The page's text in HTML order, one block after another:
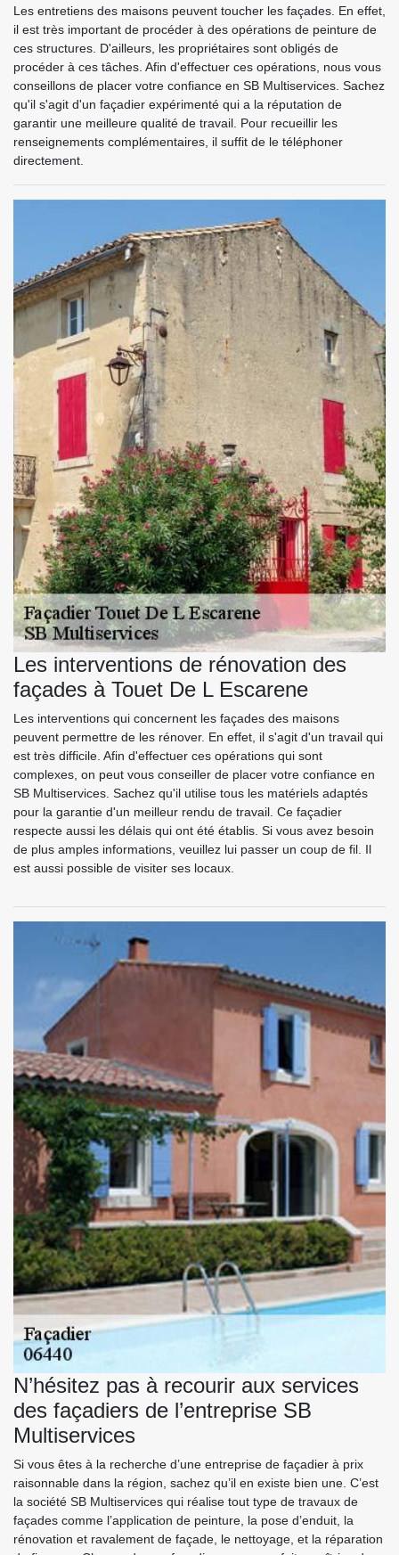
Les entretiens des maisons peuvent toucher les façades. En effet,
il est très important de procéder à des opérations de peinture de
ces structures. D'ailleurs, les propriétaires sont obligés de
procéder à ces tâches. Afin d'effectuer ces opérations, nous vous
conseillons de placer votre confiance en SB Multiservices. Sachez
qu'il s'agit d'un façadier expérimenté qui a la réputation de
garantir une meilleure qualité de travail. Pour recueillir les
renseignements complémentaires, il suffit de le téléphoner
directement.
Les interventions de rénovation des
façades à Touet De L Escarene
Les interventions qui concernent les façades des maisons
peuvent permettre de les rénover. En effet, il s'agit d'un travail qui
est très difficile. Afin d'effectuer ces opérations qui sont
complexes, on peut vous conseiller de placer votre confiance en
SB Multiservices. Sachez qu'il utilise tous les matériels adaptés
pour la garantie d'un meilleur rendu de travail. Ce façadier
respecte aussi les délais qui ont été établis. Si vous avez besoin
de plus amples informations, veuillez lui passer un coup de fil. Il
est aussi possible de visiter ses locaux.
N’hésitez pas à recourir aux services
des façadiers de l’entreprise SB
Multiservices
Si vous êtes à la recherche d’une entreprise de façadier à prix
raisonnable dans la région, sachez qu’il en existe bien une. C’est
la société SB Multiservices qui réalise tout type de travaux de
façades comme l’application de peinture, la pose d’enduit, la
rénovation et ravalement de façade, le nettoyage, et la réparation